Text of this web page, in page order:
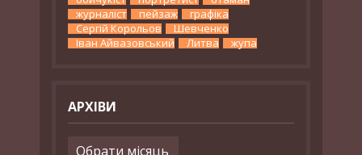
журналіст
пейзаж
графіка
Сергій Корольов
Шевченко
Іван Айвазовський
Литва жупа
АРХІВИ
Архіви